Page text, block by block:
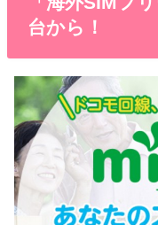
台から！